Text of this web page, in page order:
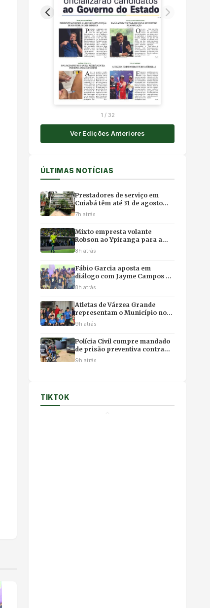
1 / 32
Ver Edições Anteriores
ÚLTIMAS NOTÍCIAS
Prestadores de serviço em
Cuiabá têm até 31 de agosto
para migrar para o emissor
7h atrás
Mixto empresta volante
Robson ao Ypiranga para a
reta final da Série C, mas
8h atrás
Fábio Garcia aposta em
diálogo com Jayme Campos e
Podemos para fortalecer
8h atrás
Atletas de Várzea Grande
representam o Município nos
Jogos Paralímpicos Escolares
9h atrás
Polícia Civil cumpre mandado
de prisão preventiva contra
investigado em Reserva do
9h atrás
TIKTOK